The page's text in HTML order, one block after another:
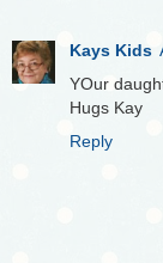
Kays Kids
YOur
Hugs Kay
Reply